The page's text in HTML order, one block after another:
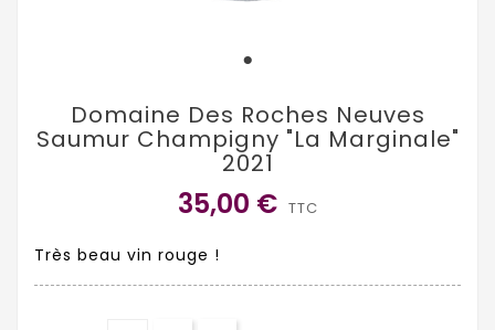
Domaine Des Roches Neuves
Saumur Champigny "La Marginale"
2021
35,00 € TTC
Très beau vin rouge !